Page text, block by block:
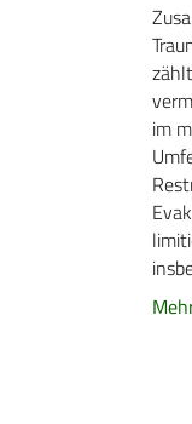
im